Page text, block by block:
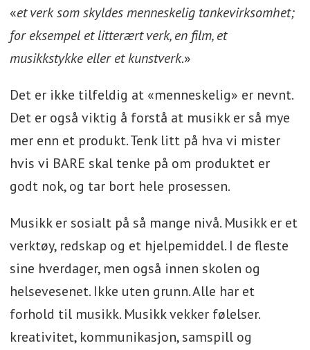
«et verk som skyldes menneskelig tankevirksomhet;
for eksempel et litterært verk, en film, et
musikkstykke eller et kunstverk.»
Det er ikke tilfeldig at «menneskelig» er nevnt.
Det er også viktig å forstå at musikk er så mye
mer enn et produkt. Tenk litt på hva vi mister
hvis vi BARE skal tenke på om produktet er
godt nok, og tar bort hele prosessen.
Musikk er sosialt på så mange nivå. Musikk er et
verktøy, redskap og et hjelpemiddel. I de fleste
sine hverdager, men også innen skolen og
helsevesenet. Ikke uten grunn. Alle har et
forhold til musikk. Musikk vekker følelser.
kreativitet, kommunikasjon, samspill og